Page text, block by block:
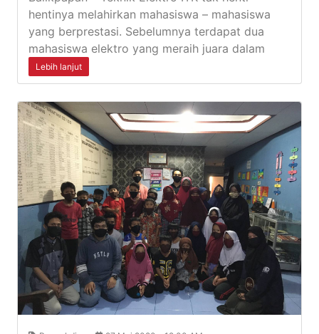
hentinya melahirkan mahasiswa – mahasiswa
yang berprestasi. Sebelumnya terdapat dua
mahasiswa elektro yang meraih juara dalam
Lebih lanjut